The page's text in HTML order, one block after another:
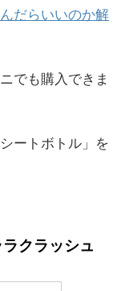
だらいいのか解
でも購入できま
ートボトル」を
クラッシュ